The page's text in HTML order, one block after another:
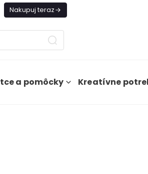
Nakupuj teraz
a pomôcky Kreatívne